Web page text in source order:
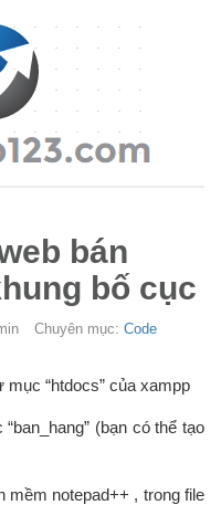
bán
bố cục
Chuyên mục: Code
mục “htdocs” của xampp
(bạn có thể tạo
mềm notepad++ , trong file